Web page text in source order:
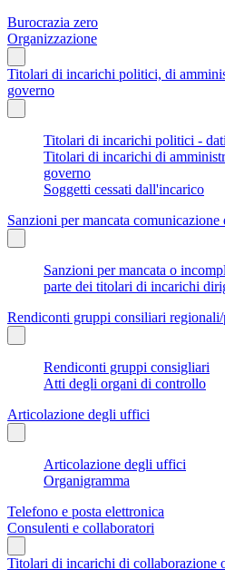
Burocrazia zero
Organizzazione
Titolari di incarichi politici, di
governo
Titolari di incarichi politici -
Titolari di incarichi di
governo
Soggetti cessati dall'incarico
Sanzioni per mancata comunicazione
Sanzioni per mancata o
parte dei titolari di incarichi
Rendiconti gruppi consiliari
Rendiconti gruppi consigliari
Atti degli organi di controllo
Articolazione degli uffici
Articolazione degli uffici
Organigramma
Telefono e posta elettronica
Consulenti e collaboratori
Titolari di incarichi di collaborazione